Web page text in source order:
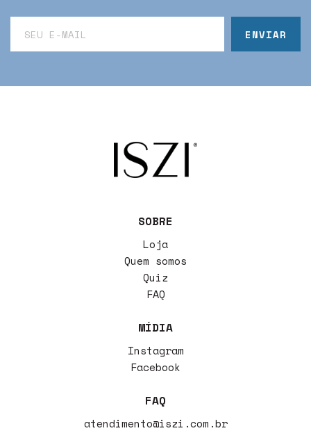
SOBRE
Loja
Quem somos
Quiz
FAQ
MÍDIA
Instagram
Facebook
FAQ
atendimento@iszi.com.br